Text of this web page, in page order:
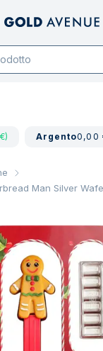
Argento0,00
Man Silver